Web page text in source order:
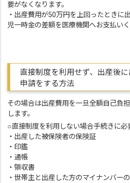
要がなくなります。
・出産費用が50万円を上回ったときに
児一時金の差額を医療機関へお支払いく
直接制度を利用せず、出産後
申請をする方法
その場合は出産費用を一旦全額自己負
します。
○直接制度を利用しない場合手続きに必
・出産した被保険者の保険証
・印鑑
・通帳
・領収書
・世帯主と出産した方のマイナンバー